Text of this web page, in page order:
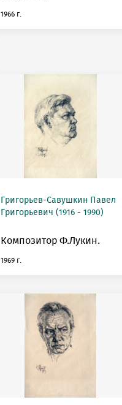
1966 г.
Григорьев-Савушкин Павел
Григорьевич (1916 - 1990)
Композитор Ф.Лукин.
1969 г.